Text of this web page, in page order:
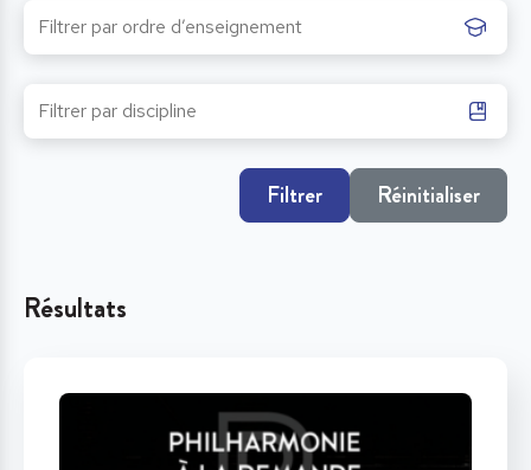
Filtrer Réinitialiser
Résultats